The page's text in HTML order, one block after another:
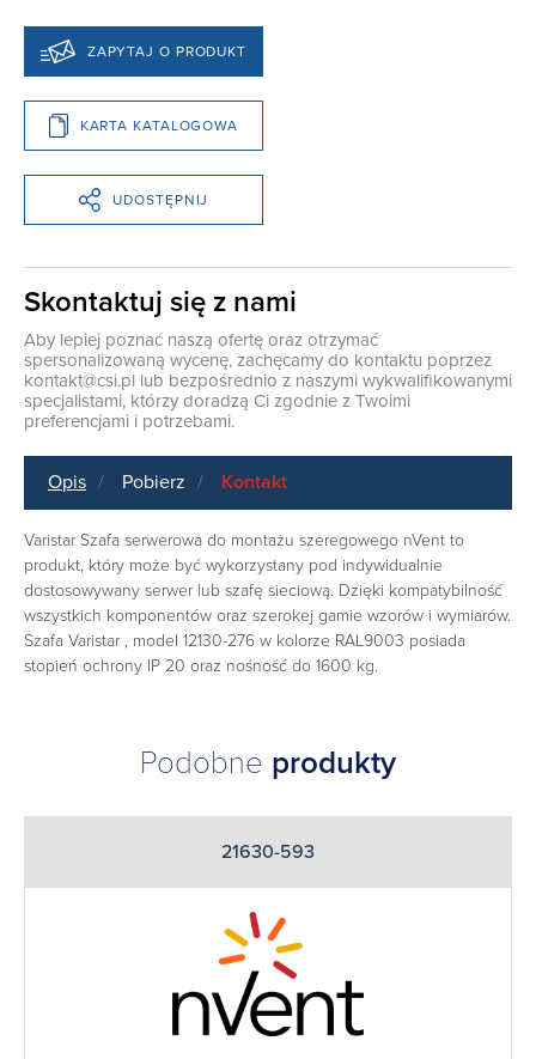
ZAPYTAJ O PRODUKT
KARTA KATALOGOWA
UDOSTĘPNIJ
Skontaktuj się z nami
Aby lepiej poznać naszą ofertę oraz otrzymać
spersonalizowaną wycenę, zachęcamy do kontaktu poprzez
kontakt@csi.pl lub bezpośrednio z naszymi wykwalifikowanymi
specjalistami, którzy doradzą Ci zgodnie z Twoimi
preferencjami i potrzebami.
Opis Pobierz Kontakt
Varistar Szafa serwerowa do montażu szeregowego nVent to
produkt, który może być wykorzystany pod indywidualnie
dostosowywany serwer lub szafę sieciową. Dzięki kompatybilność
wszystkich komponentów oraz szerokej gamie wzorów i wymiarów.
Szafa Varistar , model 12130-276 w kolorze RAL9003 posiada
stopień ochrony IP 20 oraz nośność do 1600 kg.
Podobne produkty
21630-593